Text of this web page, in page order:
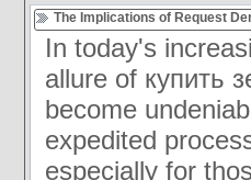
The Implications of Request
In today's
allure of купить
become
expedited
especially for